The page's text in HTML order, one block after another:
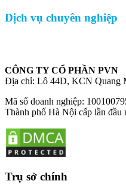
Dịch vụ chuyên nghiệp
CÔNG TY CỔ PHẦN PVN
Địa chỉ: Lô 44D, KCN Quang
Mã số doanh nghiệp:
Thành phố Hà Nội cấp lần đầu
Trụ sở chính